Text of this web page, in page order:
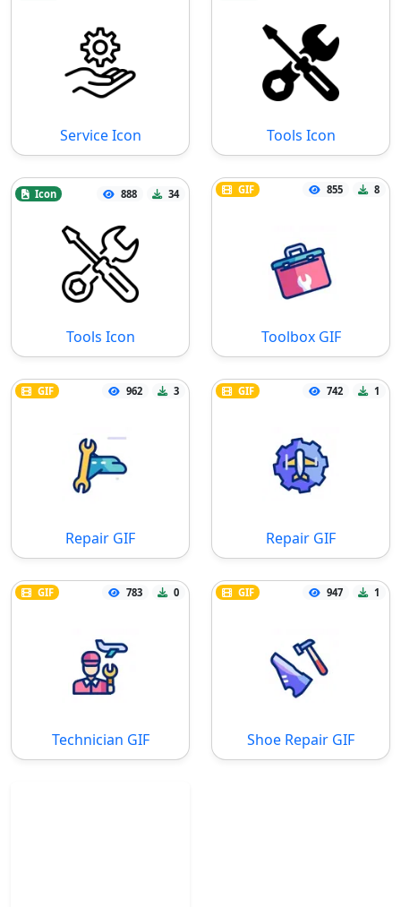
Service Icon Tools Icon
Icon 888 34
Tools Icon
GIF 855 8
Toolbox GIF
GIF 962 3
Repair GIF
GIF 742 1
Repair GIF
GIF 783 0
Technician GIF
GIF 947 1
Shoe Repair GIF